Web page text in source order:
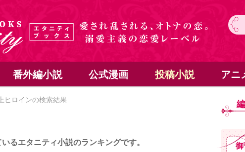
番外編小説 公式漫画 投稿小説 アニ
ヒロインの検索結果
るエタニティ小説のランキングです。